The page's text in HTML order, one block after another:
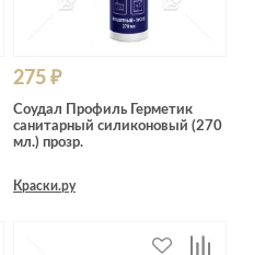
275 ₽
Соудал Профиль Герметик
санитарный силиконовый (270
мл.) прозр.
Краски.ру